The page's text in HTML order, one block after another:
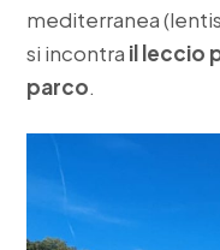
mediterranea
si incontra il leccio
parco.